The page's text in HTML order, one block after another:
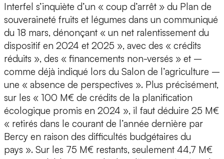
Interfel s’inquiète d’un « coup d’arrêt » du Plan de
souveraineté fruits et légumes dans un communiqué
du 18 mars, dénonçant « un net ralentissement du
dispositif en 2024 et 2025 », avec des « crédits
réduits », des « financements non-versés » et –
comme déjà indiqué lors du Salon de l’agriculture –
une « absence de perspectives ». Plus précisément,
sur les « 100 M€ de crédits de la planification
écologique promis en 2024 », il faut déduire 25 M€
« retirés dans le courant de l’année dernière par
Bercy en raison des difficultés budgétaires du
pays ». Sur les 75 M€ restants, seulement 44,7 M€